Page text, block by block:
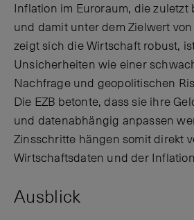
Inflation im Euroraum, die zuletzt
und damit unter dem Zielwert
zeigt sich die Wirtschaft robust,
Unsicherheiten wie einer
Nachfrage und geopolitischen
Die EZB betonte, dass sie ihre
und datenabhängig anpassen
Zinsschritte hängen somit direkt
Wirtschaftsdaten und der
Ausblick